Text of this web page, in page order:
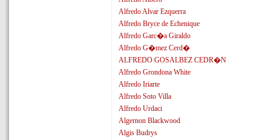
Alfredo Alvar Ezquerra
Alfredo Bryce de Echenique
Alfredo Garc�a Giraldo
Alfredo G�mez Cerd�
ALFREDO GOSALBEZ CEDR�N
Alfredo Grondona White
Alfredo Iriarte
Alfredo Soto Villa
Alfredo Urdaci
Algernon Blackwood
Algis Budrys